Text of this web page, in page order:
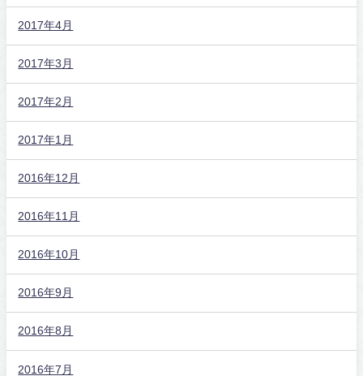
2017年4月
2017年3月
2017年2月
2017年1月
2016年12月
2016年11月
2016年10月
2016年9月
2016年8月
2016年7月